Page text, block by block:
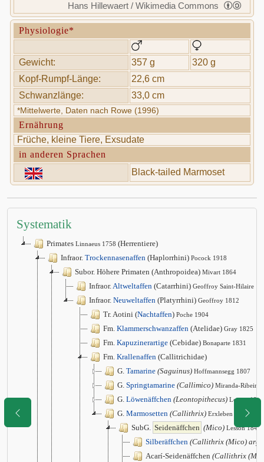
Hans Hillewaert / Wikimedia Commons
Physiologie*
Gewicht: 357 g
320 g
Kopf-Rumpf-Länge:
22,6 cm
Schwanzlänge:
33,0 cm
*Mittelwerte, Daten nach Rowe (1996)
Ernährung
Früche, kleine Tiere, Exsudate
in anderen Sprachen
Black-tailed Marmoset
Systematik
Primates Linnaeus 1758 (Herrentiere)
Infraor. Trockennasenaffen (Haplorrhini) Pocock 1918
Subor. Höhere Primaten (Anthropoidea) Mivart 1864
Infraor.Altweltaffen (Catarrhini) Geoffroy Saint-Hilaire
Infraor. Neuweltaffen (Platyrrhini) Geoffroy 1812
Tr. Aotini (Nachtaffen) Poche 1904
Fm. Klammerschwanzaffen (Atelidae) Gray 1825
Fm. Kapuzinerartige (Cebidae) Bonaparte 1831
Fm. Krallenaffen (Callitrichidae)
G. Tamarine (Saguinus) Hoffmannsegg 1807
G. Springtamarine (Callimico) Miranda-Ribeiro
G. Löwenäffchen (Leontopithecus) Lesson 1840
G. Marmosetten (Callithrix) Erxleben 1777
SubG. Seidenäffchen (Mico) Lesson 1840
Silberäffchen (Callithrix (Mico)
Acarí-Seidenäffchen (Callithrix